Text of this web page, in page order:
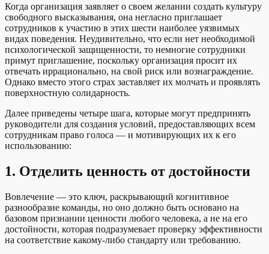
Когда организация заявляет о своем желании создать культуру
свободного высказывания, она негласно приглашает
сотрудников к участию в этих шести наиболее уязвимых
видах поведения. Неудивительно, что если нет необходимой
психологической защищенности, то немногие сотрудники
примут приглашение, поскольку организация просит их
отвечать иррационально, на свой риск или вознаграждение.
Однако вместо этого страх заставляет их молчать и проявлять
поверхностную солидарность.
Далее приведены четыре шага, которые могут предпринять
руководители для создания условий, предоставляющих всем
сотрудникам право голоса — и мотивирующих их к его
использованию:
1. Отделить ценность от достойности
Вовлечение — это ключ, раскрывающий когнитивное
разнообразие команды, но оно должно быть основано на
базовом признании ценности любого человека, а не на его
достойности, которая подразумевает проверку эффективности
на соответствие какому-либо стандарту или требованию.